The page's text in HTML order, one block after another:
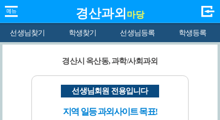
경산과외 마당
선생님찾기 학생찾기 선생님등록 학생등록
경산시 옥산동, 과학/사회과외
선생님회원 전용입니다
지역 일등 과외사이트 목표!